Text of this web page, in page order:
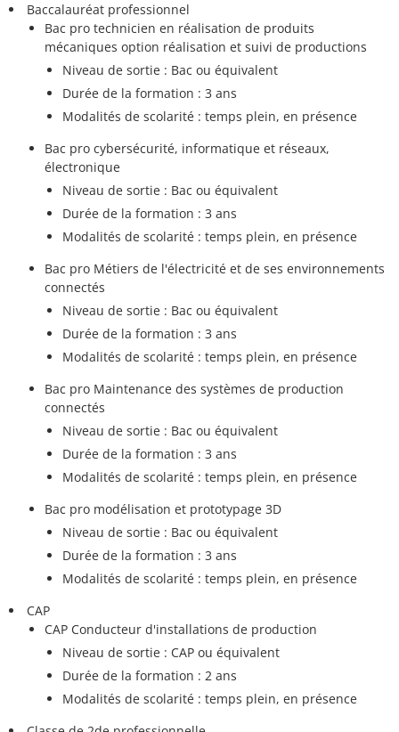
Baccalauréat professionnel
Bac pro technicien en réalisation de produits
mécaniques option réalisation et suivi de productions
Niveau de sortie : Bac ou équivalent
Durée de la formation : 3 ans
Modalités de scolarité : temps plein, en présence
Bac pro cybersécurité, informatique et réseaux,
électronique
Niveau de sortie : Bac ou équivalent
Durée de la formation : 3 ans
Modalités de scolarité : temps plein, en présence
Bac pro Métiers de l'électricité et de ses environnements
connectés
Niveau de sortie : Bac ou équivalent
Durée de la formation : 3 ans
Modalités de scolarité : temps plein, en présence
Bac pro Maintenance des systèmes de production
connectés
Niveau de sortie : Bac ou équivalent
Durée de la formation : 3 ans
Modalités de scolarité : temps plein, en présence
Bac pro modélisation et prototypage 3D
Niveau de sortie : Bac ou équivalent
Durée de la formation : 3 ans
Modalités de scolarité : temps plein, en présence
CAP
CAP Conducteur d'installations de production
Niveau de sortie : CAP ou équivalent
Durée de la formation : 2 ans
Modalités de scolarité : temps plein, en présence